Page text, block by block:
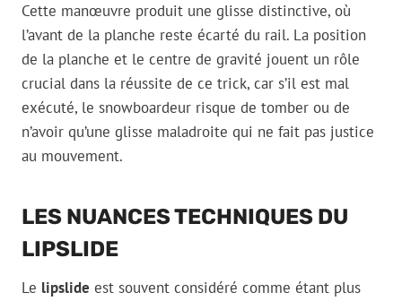
Cette manœuvre produit une glisse distinctive, où
l’avant de la planche reste écarté du rail. La position
de la planche et le centre de gravité jouent un rôle
crucial dans la réussite de ce trick, car s’il est mal
exécuté, le snowboardeur risque de tomber ou de
n’avoir qu’une glisse maladroite qui ne fait pas justice
au mouvement.
LES NUANCES TECHNIQUES DU
LIPSLIDE
Le lipslide est souvent considéré comme étant plus